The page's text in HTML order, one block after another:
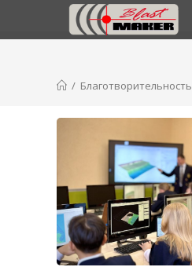
Перейти
/ Благотворительность